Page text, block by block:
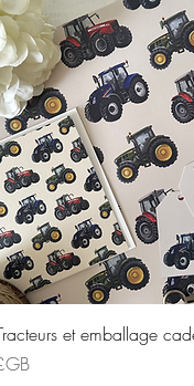
Aperçu rapide
et emballage